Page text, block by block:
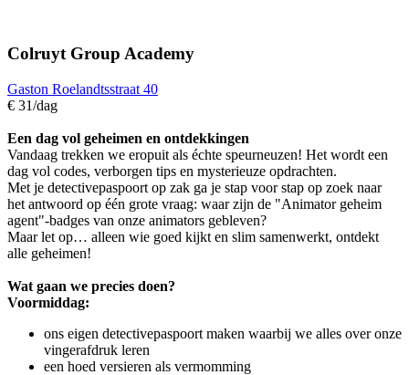
Colruyt Group Academy
Gaston Roelandtsstraat 40
€ 31/dag
Een dag vol geheimen en ontdekkingen
Vandaag trekken we eropuit als échte speurneuzen! Het wordt een
dag vol codes, verborgen tips en mysterieuze opdrachten.
Met je detectivepaspoort op zak ga je stap voor stap op zoek naar
het antwoord op één grote vraag: waar zijn de "Animator geheim
agent"-badges van onze animators gebleven?
Maar let op… alleen wie goed kijkt en slim samenwerkt, ontdekt
alle geheimen!
Wat gaan we precies doen?
Voormiddag:
ons eigen detectivepaspoort maken waarbij we alles over onze
vingerafdruk leren
een hoed versieren als vermomming